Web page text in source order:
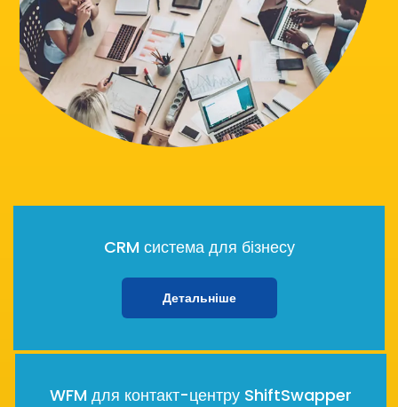
CRM система для бізнесу
Детальніше
WFM для контакт-центру ShiftSwapper